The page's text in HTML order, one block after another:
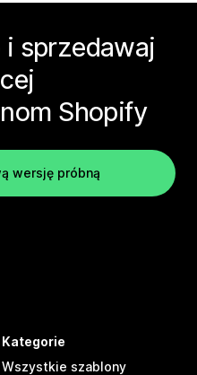
sprzedawaj
Shopify
wersję próbną
Kategorie
Wszystkie szablony